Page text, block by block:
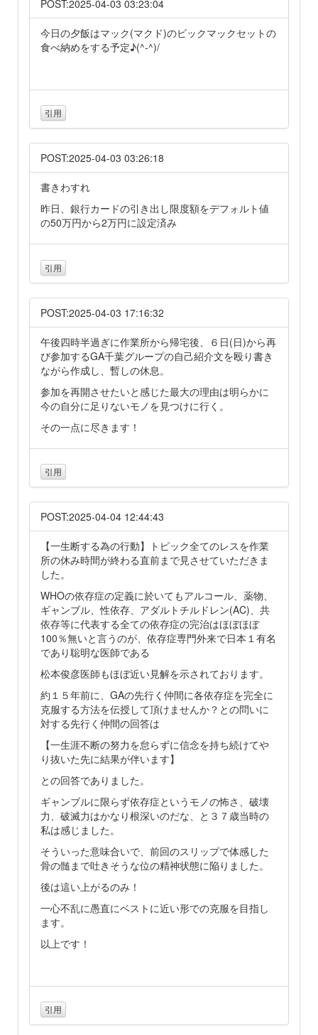
POST:2025-04-03 03:23:04
今日の夕飯はマック(マクド)のビックマックセットの
食べ納めをする予定♪(^-^)/
引用
POST:2025-04-03 03:26:18
書きわすれ
昨日、銀行カードの引き出し限度額をデフォルト値
の50万円から2万円に設定済み
引用
POST:2025-04-03 17:16:32
午後四時半過ぎに作業所から帰宅後、６日(日)から再
び参加するGA千葉グループの自己紹介文を殴り書き
ながら作成し、暫しの休息。
参加を再開させたいと感じた最大の理由は明らかに
今の自分に足りないモノを見つけに行く。
その一点に尽きます！
引用
POST:2025-04-04 12:44:43
【一生断する為の行動】トピック全てのレスを作業
所の休み時間が終わる直前まで見させていただきま
した。
WHOの依存症の定義に於いてもアルコール、薬物、
ギャンブル、性依存、アダルトチルドレン(AC)、共
依存等に代表する全ての依存症の完治はほぼほぼ
100％無いと言うのが、依存症専門外来で日本１有名
であり聡明な医師である
松本俊彦医師もほぼ近い見解を示されております。
約１５年前に、GAの先行く仲間に各依存症を完全に
克服する方法を伝授して頂けませんか？との問いに
対する先行く仲間の回答は
【一生涯不断の努力を怠らずに信念を持ち続けてや
り抜いた先に結果が伴います】
との回答でありました。
ギャンブルに限らず依存症というモノの怖さ、破壊
力、破滅力はかなり根深いのだな、と３７歳当時の
私は感じました。
そういった意味合いで、前回のスリップで体感した
骨の髄まで吐きそうな位の精神状態に陥りました。
後は這い上がるのみ！
一心不乱に愚直にベストに近い形での克服を目指し
ます。
以上です！
引用